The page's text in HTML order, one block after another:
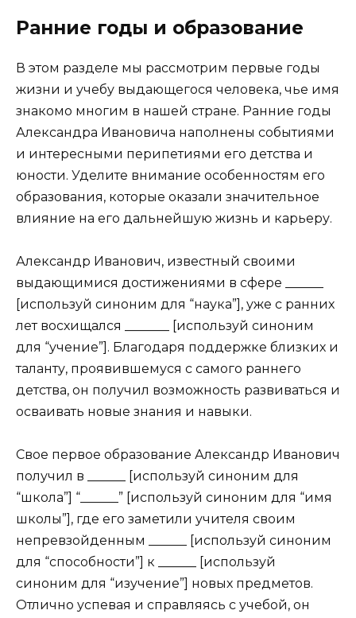
Ранние годы и образование
В этом разделе мы рассмотрим первые годы
жизни и учебу выдающегося человека, чье имя
знакомо многим в нашей стране. Ранние годы
Александра Ивановича наполнены событиями
и интересными перипетиями его детства и
юности. Уделите внимание особенностям его
образования, которые оказали значительное
влияние на его дальнейшую жизнь и карьеру.
Александр Иванович, известный своими
выдающимися достижениями в сфере ______
[используй синоним для “наука”], уже с ранних
лет восхищался _______ [используй синоним
для “учение”]. Благодаря поддержке близких и
таланту, проявившемуся с самого раннего
детства, он получил возможность развиваться и
осваивать новые знания и навыки.
Свое первое образование Александр Иванович
получил в ______ [используй синоним для
“школа”] “______” [используй синоним для “имя
школы”], где его заметили учителя своим
непревзойденным ______ [используй синоним
для “способности”] к ______ [используй
синоним для “изучение”] новых предметов.
Отлично успевая и справляясь с учебой, он